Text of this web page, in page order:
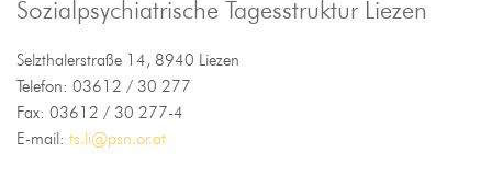
Sozialpsychiatrische Tagesstruktur Liezen
Selzthalerstraße 14, 8940 Liezen
Telefon: 03612 / 30 277
Fax: 03612 / 30 277-4
E-mail: ts.li@psn.or.at